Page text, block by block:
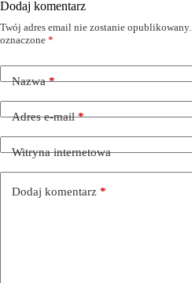
Dodaj komentarz
Twój adres email nie zostanie opublikowany.
oznaczone *
Nazwa*
Adres e-mail*
Witryna internetowa
Dodaj komentarz *